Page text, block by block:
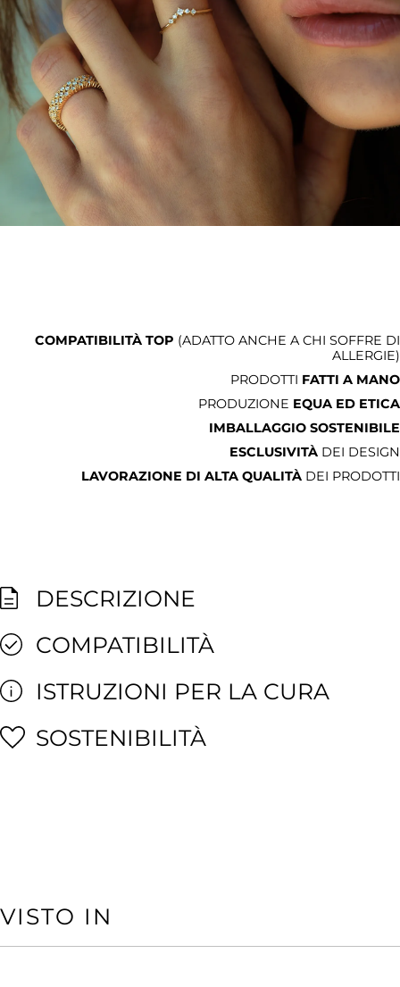
COMPATIBILITÀ TOP (ADATTO ANCHE A CHI SOFFRE DI
ALLERGIE)
PRODOTTI FATTI A MANO
PRODUZIONE EQUA ED ETICA
IMBALLAGGIO SOSTENIBILE
ESCLUSIVITÀ DEI DESIGN
LAVORAZIONE DI ALTA QUALITÀ DEI PRODOTTI
DESCRIZIONE
COMPATIBILITÀ
ISTRUZIONI PER LA CURA
SOSTENIBILITÀ
VISTO IN